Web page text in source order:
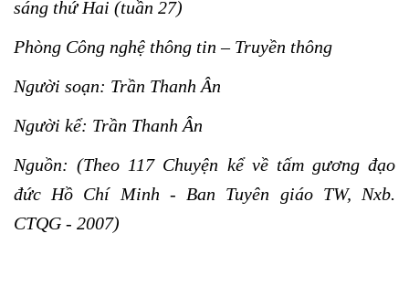
sáng thứ Hai (tuần 27)
Phòng Công nghệ thông tin – Truyền thông
Người soạn: Trần Thanh Ân
Người kể: Trần Thanh Ân
Nguồn: (Theo 117 Chuyện kể về tấm gương đạo
đức Hồ Chí Minh - Ban Tuyên giáo TW, Nxb.
CTQG - 2007)